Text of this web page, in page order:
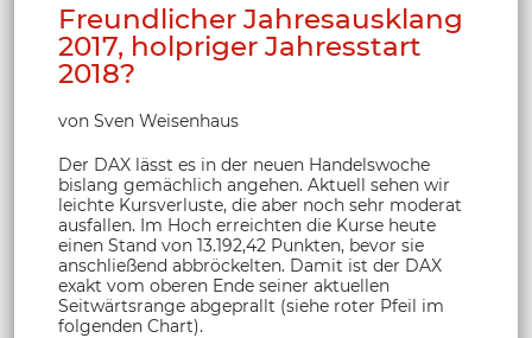
Freundlicher Jahresausklang
2017, holpriger Jahresstart
2018?
von Sven Weisenhaus
Der DAX lässt es in der neuen Handelswoche
bislang gemächlich angehen. Aktuell sehen wir
leichte Kursverluste, die aber noch sehr moderat
ausfallen. Im Hoch erreichten die Kurse heute
einen Stand von 13.192,42 Punkten, bevor sie
anschließend abbröckelten. Damit ist der DAX
exakt vom oberen Ende seiner aktuellen
Seitwärtsrange abgeprallt (siehe roter Pfeil im
folgenden Chart).